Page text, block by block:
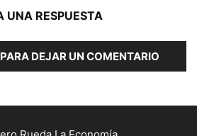
UNA RESPUESTA
DEJAR UN COMENTARIO